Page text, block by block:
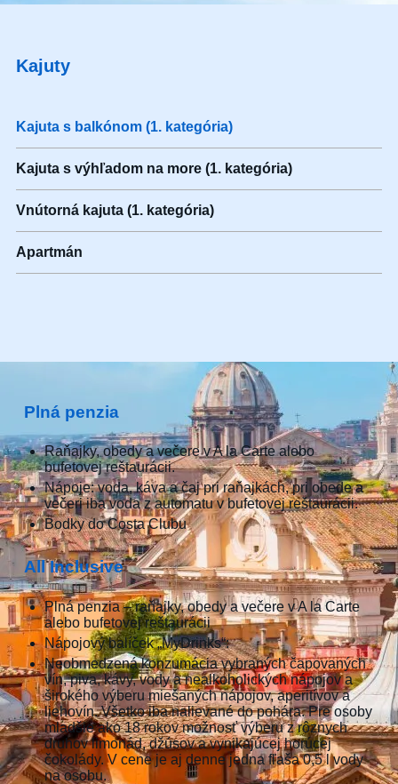
Kajuty
Kajuta s balkónom (1. kategória)
Kajuta s výhľadom na more (1. kategória)
Vnútorná kajuta (1. kategória)
Apartmán
Plná penzia
Raňajky, obedy a večere v A la Carte alebo
bufetovej reštaurácii.
Nápoje: voda, káva a čaj pri raňajkách, pri obede a
večeri iba voda z automatu v bufetovej reštaurácii.
Bodky do Costa Clubu
All Inclusive
Plná penzia – raňajky, obedy a večere v A la Carte
alebo bufetovej reštaurácii
Nápojový balíček „MyDrinks“:
Neobmedzená konzumácia vybraných čapovaných
vín, piva, kávy, vody a nealkoholických nápojov a
širokého výberu miešaných nápojov, aperitívov a
liehovín. Všetko iba nalievané do pohára. Pre osoby
mladšie ako 18 rokov možnosť výberu z rôznych
druhov limonád, džúsov a vynikajúcej horúcej
čokolády. V cene je aj denne jedna fľaša 0,5 l vody
na osobu.